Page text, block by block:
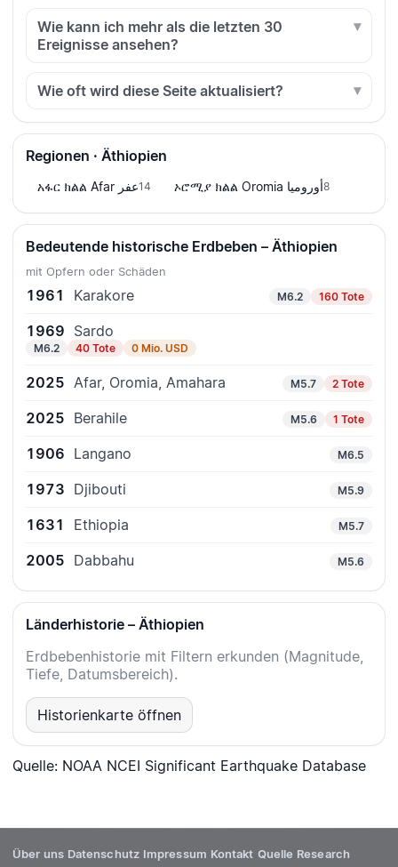
Wie kann ich mehr als die letzten 30
Ereignisse ansehen?
Wie oft wird diese Seite aktualisiert?
Regionen · Äthiopien
አፋር ክልል Afar عفر14 ኦሮሚያ ክልል Oromia أوروميا8
Bedeutende historische Erdbeben – Äthiopien
mit Opfern oder Schäden
1961 Karakore M6.2 160 Tote
1969 Sardo
M6.2 40 Tote 0 Mio. USD
2025 Afar, Oromia, Amahara M5.7 2 Tote
2025 Berahile M5.6 1 Tote
1906 Langano M6.5
1973 Djibouti M5.9
1631 Ethiopia M5.7
2005 Dabbahu M5.6
Länderhistorie – Äthiopien
Erdbebenhistorie mit Filtern erkunden (Magnitude,
Tiefe, Datumsbereich).
Historienkarte öffnen
Quelle: NOAA NCEI Significant Earthquake Database
Über uns Datenschutz Impressum Kontakt Quelle Research